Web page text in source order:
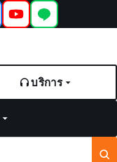
บริการ